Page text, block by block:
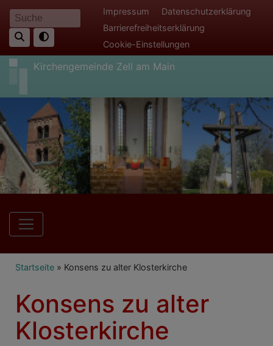
Direkt
zum
Inhalt
Suche Fußbereichsmenü
Impressum
Datenschutzerklärung
Barrierefreiheitserklärung
Cookie-Einstellungen
Kirchengemeinde Zell am Main
Hauptnavigation
Breadcrumb
Startseite Konsens zu alter Klosterkirche
Konsens zu alter
Klosterkirche